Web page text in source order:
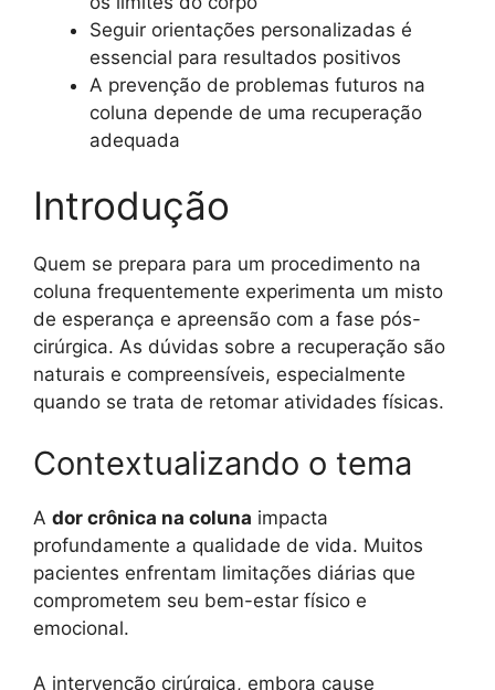
Seguir orientações personalizadas é
essencial para resultados positivos
A prevenção de problemas futuros na
coluna depende de uma recuperação
adequada
Introdução
Quem se prepara para um procedimento na
coluna frequentemente experimenta um misto
de esperança e apreensão com a fase pós-
cirúrgica. As dúvidas sobre a recuperação são
naturais e compreensíveis, especialmente
quando se trata de retomar atividades físicas.
Contextualizando o tema
A dor crônica na coluna impacta
profundamente a qualidade de vida. Muitos
pacientes enfrentam limitações diárias que
comprometem seu bem-estar físico e
emocional.
A intervenção cirúrgica, embora cause